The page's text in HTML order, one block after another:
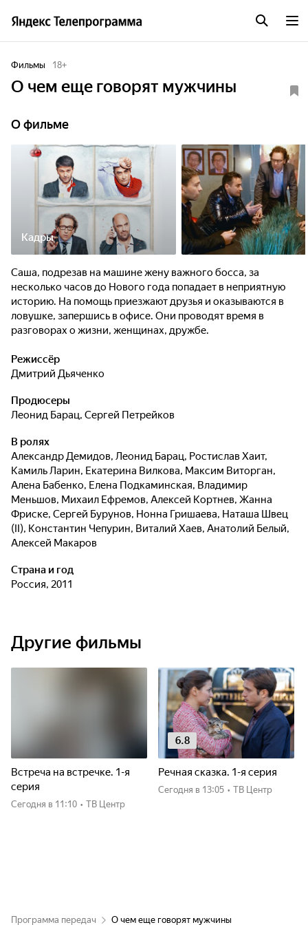
Фильмы 18+
О чем еще говорят мужчины
О фильме
Кадры
Саша, подрезав на машине жену важного босса, за
несколько часов до Нового года попадает в неприятную
историю. На помощь приезжают друзья и оказываются в
ловушке, запершись в офисе. Они проводят время в
разговорах о жизни, женщинах, дружбе.
Режиссёр
Дмитрий Дьяченко
Продюсеры
Леонид Барац, Сергей Петрейков
В ролях
Александр Демидов, Леонид Барац, Ростислав Хаит,
Камиль Ларин, Екатерина Вилкова, Максим Виторган,
Алена Бабенко, Елена Подкаминская, Владимир
Меньшов, Михаил Ефремов, Алексей Кортнев, Жанна
Фриске, Сергей Бурунов, Нонна Гришаева, Наташа Швец
(II), Константин Чепурин, Виталий Хаев, Анатолий Белый,
Алексей Макаров
Страна и год
Россия, 2011
Другие фильмы
Встреча на встречке. 1-я
серия
Сегодня в 11:10 • ТВ Центр
6.8
Речная сказка. 1-я серия
Сегодня в 13:05 • ТВ Центр
Программа передач О чем еще говорят мужчины